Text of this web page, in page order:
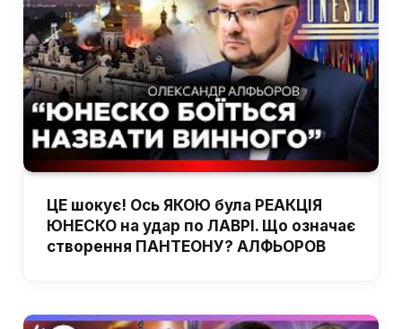
ЦЕ шокує! Ось ЯКОЮ була РЕАКЦІЯ
ЮНЕСКО на удар по ЛАВРІ. Що означає
створення ПАНТЕОНУ? АЛФЬОРОВ